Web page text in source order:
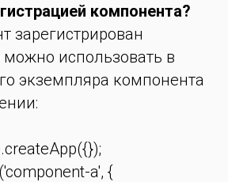
компонента?
зарегистрирован
можно использовать в
экземпляра компонента
a', {